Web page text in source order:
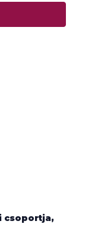
csoportja,